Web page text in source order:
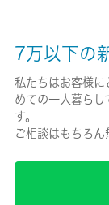
保険加入/料金
有/26680円
保険名/保険期
-/2年
7万以下の
私たちはお客様に
めての一人暮らし
す。
ご相談はもちろん